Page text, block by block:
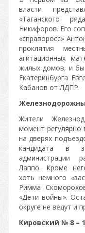
власти
«Таганского
Никифоров. Его
«справоросс»
проклятия
агитационных
жилых домов, и
Екатеринбурга
Кабанов от ЛДПР.
Жители
момент регулярно
на дверях
кандидата в
администрации
Лаппо. Кроме
хоть немного
Римма
«Дети войны».
округе не ведут и
Кировский № 8 –